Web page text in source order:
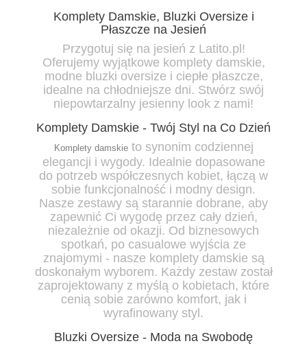
Komplety Damskie, Bluzki Oversize i
Płaszcze na Jesień
Przygotuj się na jesień z Latito.pl!
Oferujemy wyjątkowe komplety damskie,
modne bluzki oversize i ciepłe płaszcze,
idealne na chłodniejsze dni. Stwórz swój
niepowtarzalny jesienny look z nami!
Komplety Damskie - Twój Styl na Co Dzień
Komplety damskieto synonim codziennej
elegancji i wygody. Idealnie dopasowane
do potrzeb współczesnych kobiet, łączą w
sobie funkcjonalność i modny design.
Nasze zestawy są starannie dobrane, aby
zapewnić Ci wygodę przez cały dzień,
niezależnie od okazji. Od biznesowych
spotkań, po casualowe wyjścia ze
znajomymi - nasze komplety damskie są
doskonałym wyborem. Każdy zestaw został
zaprojektowany z myślą o kobietach, które
cenią sobie zarówno komfort, jak i
wyrafinowany styl.
Bluzki Oversize - Moda na Swobodę